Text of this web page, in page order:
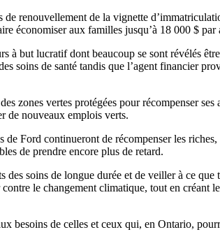
renouvellement de la vignette
économiser aux familles jusqu’à 18 000 $ par
à but lucratif dont beaucoup se sont révélés
soins de santé tandis que l’agent financier
zones vertes protégées pour récompenser
de nouveaux emplois verts.
Ford continueront de récompenser les
de prendre encore plus de retard.
soins de longue durée et de veiller à ce
le changement climatique, tout en créant
besoins de celles et ceux qui, en Ontario,